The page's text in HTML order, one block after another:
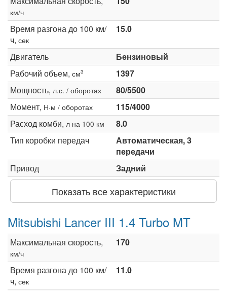
км/ч
Время разгона до 100 км/
ч, сек
15.0
Двигатель
Бензиновый
Рабочий объем, см3
1397
Мощность, л.с. / оборотах
80/5500
Момент, Н·м / оборотах
115/4000
Расход комби, л на 100 км
8.0
Тип коробки передач
Автоматическая, 3
передачи
Привод
Задний
Показать все характеристики
Mitsubishi Lancer III 1.4 Turbo MT
Максимальная скорость,
км/ч
170
Время разгона до 100 км/
ч, сек
11.0